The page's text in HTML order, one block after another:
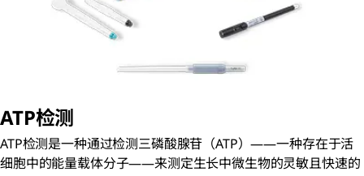
ATP检测
ATP检测是一种通过检测三磷酸腺苷（ATP）——一种存在于活
细胞中的能量载体分子——来测定生长中微生物的灵敏且快速的